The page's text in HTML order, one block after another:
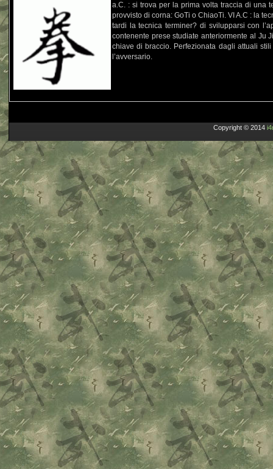
a.C. : si trova per la prima volta traccia di una
provvisto di corna: GoTi o ChiaoTi. VI A.C : la
tardi la tecnica terminer? di svilupparsi con
contenente prese studiate anteriormente al Ju
chiave di braccio. Perfezionata dagli attuali
l’avversario.
Copyright © 2014